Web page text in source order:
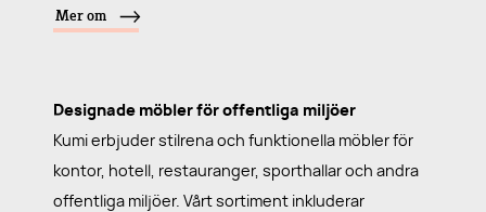
Mer om
Designade möbler för offentliga miljöer
Kumi erbjuder stilrena och funktionella möbler för
kontor, hotell, restauranger, sporthallar och andra
offentliga miljöer. Vårt sortiment inkluderar